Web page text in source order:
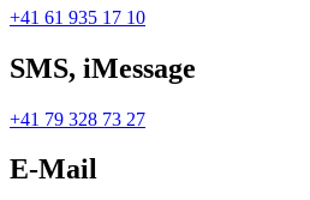
+41 61 935 17 10
SMS, iMessage
+41 79 328 73 27
E-Mail